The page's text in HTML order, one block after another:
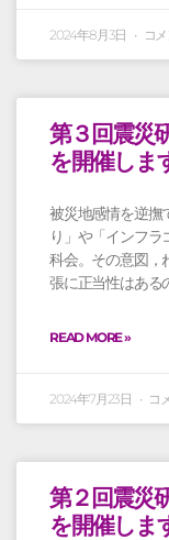
2024年8月3日 コ
第３回震災
を開催しま
被災地感情を逆撫
り」や「インフ
科会。その意図，
張に正当性はある
READ MORE »
2024年7月23日 コ
第２回震災
を開催しま